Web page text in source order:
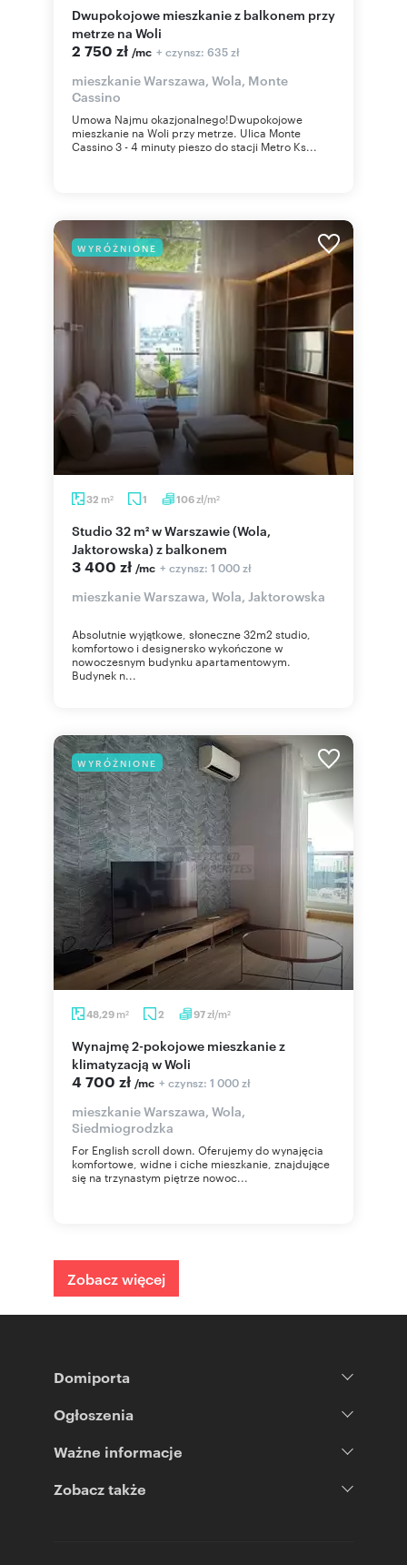
Dwupokojowe mieszkanie z balkonem przy
metrze na Woli
2 750 zł /mc + czynsz: 635 zł
mieszkanie Warszawa, Wola, Monte
Cassino
Umowa Najmu okazjonalnego!Dwupokojowe
mieszkanie na Woli przy metrze. Ulica Monte
Cassino 3 - 4 minuty pieszo do stacji Metro Ks...
WYRÓŻNIONE
32 m2 1 106zł/m2
Studio 32 m² w Warszawie (Wola,
Jaktorowska) z balkonem
3 400 zł /mc + czynsz: 1 000 zł
mieszkanie Warszawa, Wola, Jaktorowska
Absolutnie wyjątkowe, słoneczne 32m2 studio,
komfortowo i designersko wykończone w
nowoczesnym budynku apartamentowym.
Budynek n...
WYRÓŻNIONE
48,29 m2 2 97zł/m2
Wynajmę 2-pokojowe mieszkanie z
klimatyzacją w Woli
4 700 zł /mc + czynsz: 1 000 zł
mieszkanie Warszawa, Wola,
Siedmiogrodzka
For English scroll down. Oferujemy do wynajęcia
komfortowe, widne i ciche mieszkanie, znajdujące
się na trzynastym piętrze nowoc...
Zobacz więcej
Domiporta
Ogłoszenia
Ważne informacje
Zobacz także